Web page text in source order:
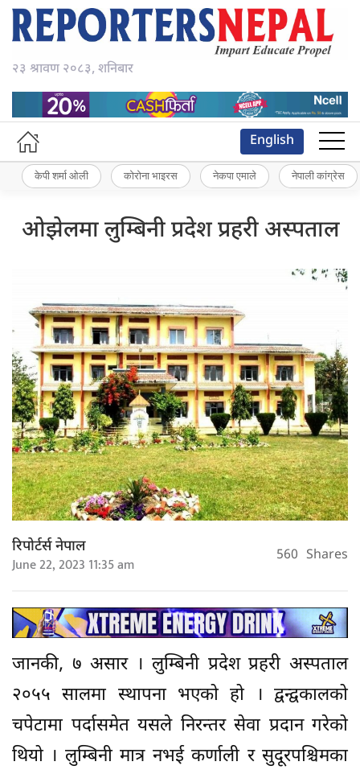
२३ श्रावण २०८३, शनिबार
English
केपी शर्मा ओली कोरोना भाइरस नेकपा एमाले नेपाली कांग्रेस
ओझेलमा लुम्बिनी प्रदेश प्रहरी अस्पताल
रिपोर्टर्स नेपाल
June 22, 2023 11:35 am 560 Shares
जानकी, ७ असार । लुम्बिनी प्रदेश प्रहरी अस्पताल
२०५५ सालमा स्थापना भएको हो । द्वन्द्वकालको
चपेटामा पर्दासमेत यसले निरन्तर सेवा प्रदान गरेको
थियो । लुम्बिनी मात्र नभई कर्णाली र सुदूरपश्चिमका